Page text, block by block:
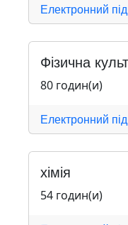
Електронний
Фізична
80 годин(и)
Електронний
хімія
54 годин(и)